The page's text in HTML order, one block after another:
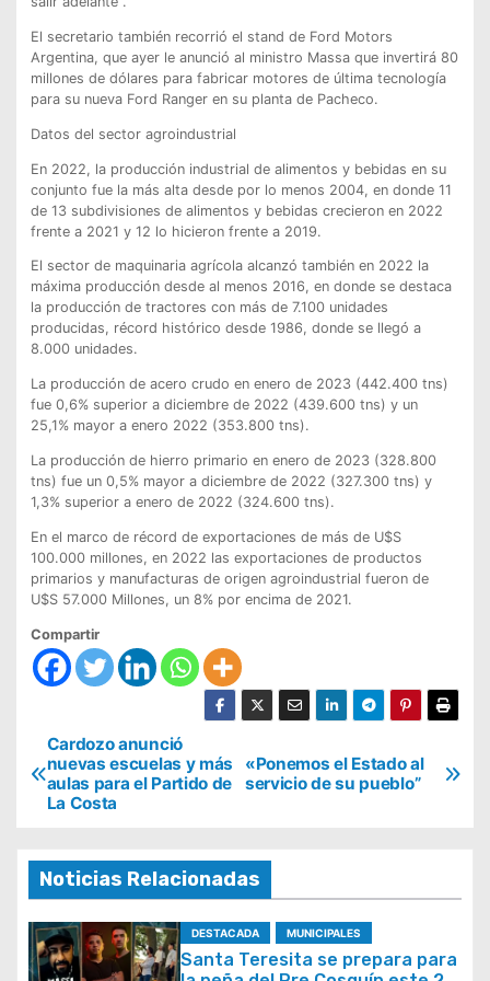
El secretario también recorrió el stand de Ford Motors
Argentina, que ayer le anunció al ministro Massa que invertirá 80
millones de dólares para fabricar motores de última tecnología
para su nueva Ford Ranger en su planta de Pacheco.
Datos del sector agroindustrial
En 2022, la producción industrial de alimentos y bebidas en su
conjunto fue la más alta desde por lo menos 2004, en donde 11
de 13 subdivisiones de alimentos y bebidas crecieron en 2022
frente a 2021 y 12 lo hicieron frente a 2019.
El sector de maquinaria agrícola alcanzó también en 2022 la
máxima producción desde al menos 2016, en donde se destaca
la producción de tractores con más de 7.100 unidades
producidas, récord histórico desde 1986, donde se llegó a
8.000 unidades.
La producción de acero crudo en enero de 2023 (442.400 tns)
fue 0,6% superior a diciembre de 2022 (439.600 tns) y un
25,1% mayor a enero 2022 (353.800 tns).
La producción de hierro primario en enero de 2023 (328.800
tns) fue un 0,5% mayor a diciembre de 2022 (327.300 tns) y
1,3% superior a enero de 2022 (324.600 tns).
En el marco de récord de exportaciones de más de U$S
100.000 millones, en 2022 las exportaciones de productos
primarios y manufacturas de origen agroindustrial fueron de
U$S 57.000 Millones, un 8% por encima de 2021.
Compartir
N
a
g
a
c
«Ponemos el Estado al
servicio de su pueblo”
Cardozo anunció
nuevas escuelas y más
aulas para el Partido de
La Costa
Noticias Relacionadas
DESTACADA MUNICIPALES
Santa Teresita se prepara para